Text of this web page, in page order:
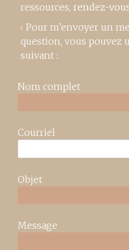
ressources, rendez-
Pour m’envoyer un
question, vous pouvez
suivant :
Nom complet
Courriel
Objet
Message